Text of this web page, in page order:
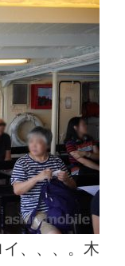
、、、。木